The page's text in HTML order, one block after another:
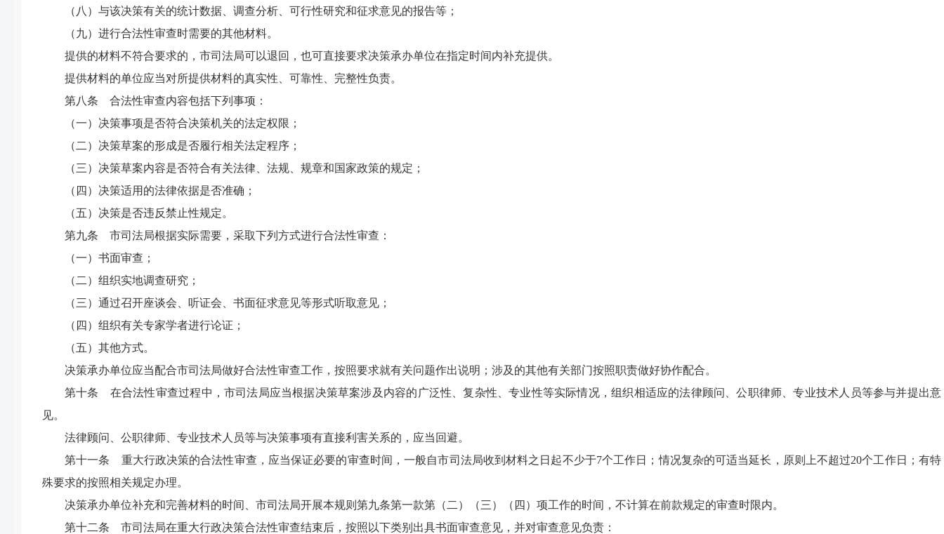
（八）与该决策有关的统计数据、调查分析、可行性研究和征求意见的报告等；
（九）进行合法性审查时需要的其他材料。
提供的材料不符合要求的，市司法局可以退回，也可直接要求决策承办单位在指定时间内补充提供。
提供材料的单位应当对所提供材料的真实性、可靠性、完整性负责。
第八条 合法性审查内容包括下列事项：
（一）决策事项是否符合决策机关的法定权限；
（二）决策草案的形成是否履行相关法定程序；
（三）决策草案内容是否符合有关法律、法规、规章和国家政策的规定；
（四）决策适用的法律依据是否准确；
（五）决策是否违反禁止性规定。
第九条 市司法局根据实际需要，采取下列方式进行合法性审查：
（一）书面审查；
（二）组织实地调查研究；
（三）通过召开座谈会、听证会、书面征求意见等形式听取意见；
（四）组织有关专家学者进行论证；
（五）其他方式。
决策承办单位应当配合市司法局做好合法性审查工作，按照要求就有关问题作出说明；涉及的其他有关部门按照职责做好协作配合。
第十条 在合法性审查过程中，市司法局应当根据决策草案涉及内容的广泛性、复杂性、专业性等实际情况，组织相适应的法律顾问、公职律师、专业技术人员等参与并提出意
见。
法律顾问、公职律师、专业技术人员等与决策事项有直接利害关系的，应当回避。
第十一条 重大行政决策的合法性审查，应当保证必要的审查时间，一般自市司法局收到材料之日起不少于7个工作日；情况复杂的可适当延长，原则上不超过20个工作日；有特
殊要求的按照相关规定办理。
决策承办单位补充和完善材料的时间、市司法局开展本规则第九条第一款第（二）（三）（四）项工作的时间，不计算在前款规定的审查时限内。
第十二条 市司法局在重大行政决策合法性审查结束后，按照以下类别出具书面审查意见，并对审查意见负责：